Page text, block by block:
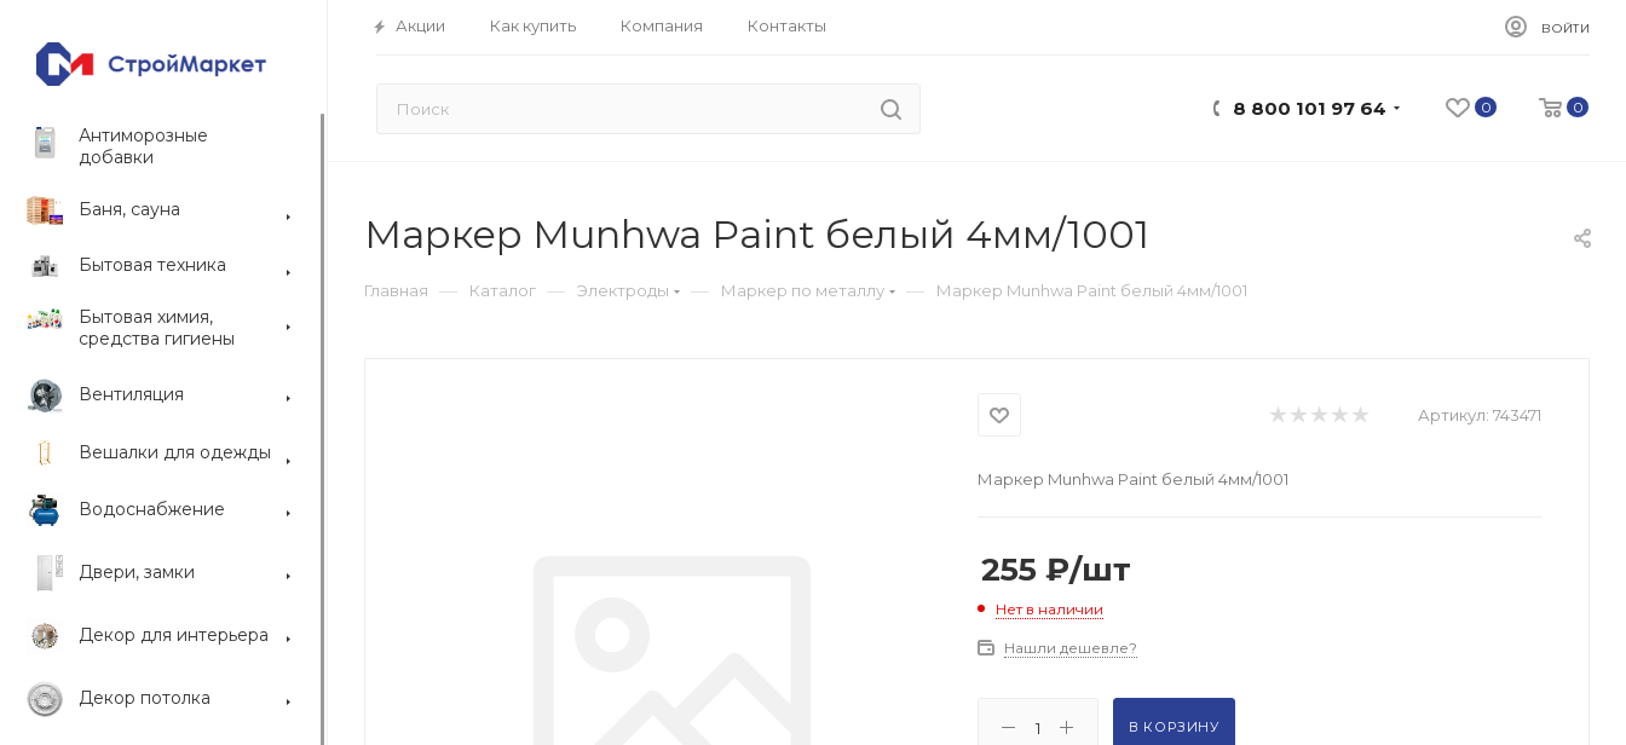
Акции Как купить Компания Контакты ВОЙТИ
0 0
8 800 101 97 64
Антиморозные
добавки
Баня, сауна
Бытовая техника
Бытовая химия,
средства гигиены
Вентиляция
Вешалки для одежды
Водоснабжение
Двери, замки
Декор для интерьера
Декор потолка
Маркер Munhwa Paint белый 4мм/1001
Главная — Каталог — Электроды — Маркер по металлу — Маркер Munhwa Paint белый 4мм/1001
Артикул: 743471
Маркер Munhwa Paint белый 4мм/1001
255 ₽/шт
Нет в наличии
Нашли дешевле?
В КОРЗИНУ